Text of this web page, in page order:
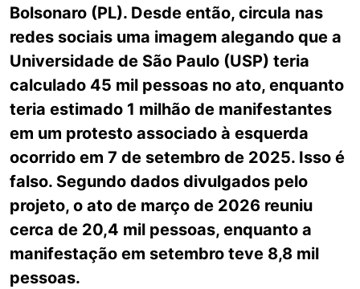
Bolsonaro (PL). Desde então, circula nas
redes sociais uma imagem alegando que a
Universidade de São Paulo (USP) teria
calculado 45 mil pessoas no ato, enquanto
teria estimado 1 milhão de manifestantes
em um protesto associado à esquerda
ocorrido em 7 de setembro de 2025. Isso é
falso. Segundo dados divulgados pelo
projeto, o ato de março de 2026 reuniu
cerca de 20,4 mil pessoas, enquanto a
manifestação em setembro teve 8,8 mil
pessoas.